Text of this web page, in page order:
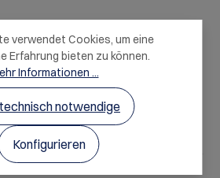
Bouque, ein Elixier
und eine verführerische,
Mehr
verwendet Cookies, um eine
Erfahrung bieten zu können.
Informationen ...
notwendige
Konfigurieren